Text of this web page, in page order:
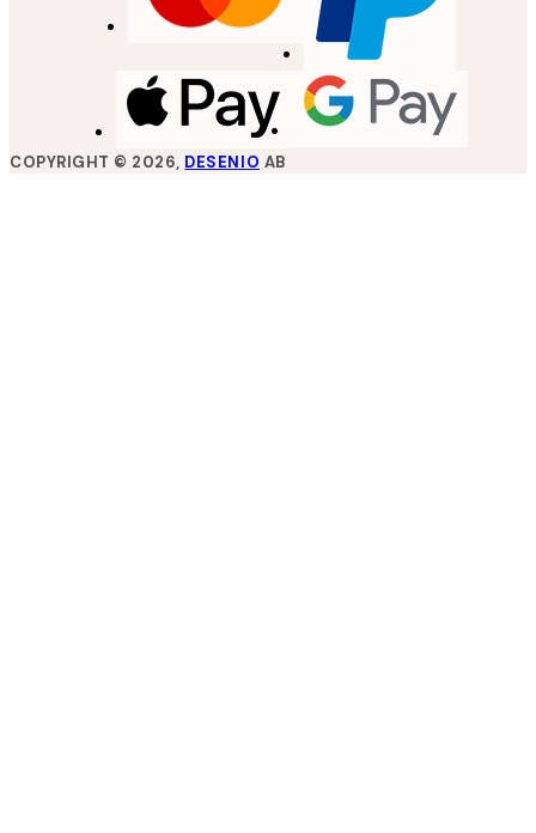
COPYRIGHT © 2026, DESENIO AB